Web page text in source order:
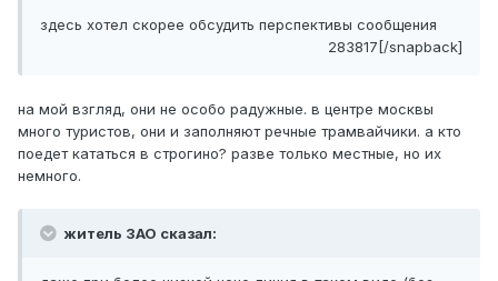
здесь хотел скорее обсудить перспективы сообщения
283817[/snapback]
на мой взгляд, они не особо радужные. в центре москвы
много туристов, они и заполняют речные трамвайчики. а кто
поедет кататься в строгино? разве только местные, но их
немного.
житель ЗАО сказал: